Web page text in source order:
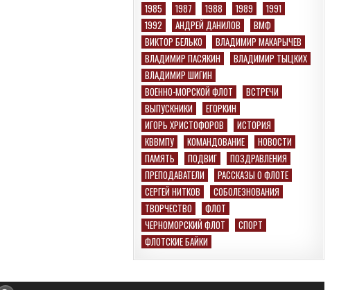
1985
1987 1988 1989
1991
1992
АНДРЕЙ ДАНИЛОВ
ВМФ
ВИКТОР БЕЛЬКО
ВЛАДИМИР МАКАРЫЧЕВ
ВЛАДИМИР ПАСЯКИН
ВЛАДИМИР ТЫЦКИХ
ВЛАДИМИР ШИГИН
ВОЕННО-МОРСКОЙ ФЛОТ
ВСТРЕЧИ
ВЫПУСКНИКИ
ЕГОРКИН
ИГОРЬ ХРИСТОФОРОВ
ИСТОРИЯ
КВВМПУ
КОМАНДОВАНИЕ
НОВОСТИ
ПАМЯТЬ
ПОДВИГ
ПОЗДРАВЛЕНИЯ
ПРЕПОДАВАТЕЛИ
РАССКАЗЫ О ФЛОТЕ
СЕРГЕЙ НИТКОВ
СОБОЛЕЗНОВАНИЯ
ТВОРЧЕСТВО
ФЛОТ
ЧЕРНОМОРСКИЙ ФЛОТ
СПОРТ
ФЛОТСКИЕ БАЙКИ